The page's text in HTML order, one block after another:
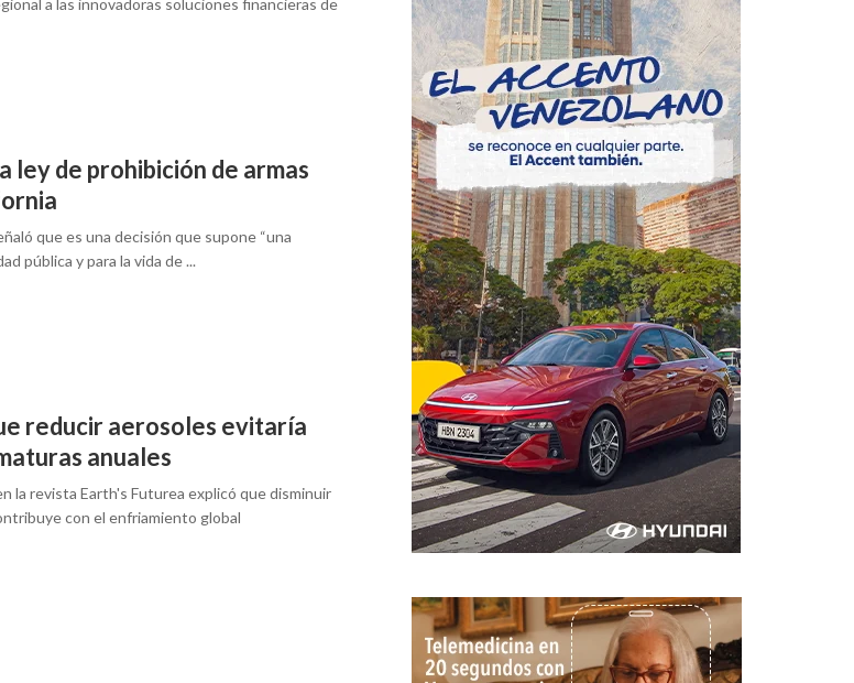
a las innovadoras soluciones financieras de
ley de prohibición de armas
que es una decisión que supone “una
pública y para la vida de ...
reducir aerosoles evitaría
anuales
la revista Earth's Futurea explicó que disminuir
con el enfriamiento global